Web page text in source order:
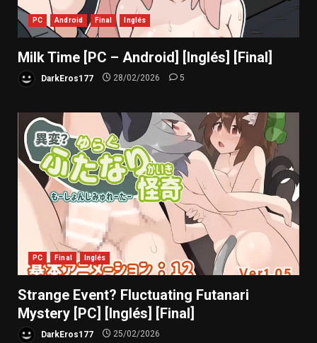
PC Android Final Inglés
Milk Time [PC – Android] [Inglés] [Final]
DarkEros177 28/02/2026 5
PC Final Inglés
Strange Event? Fluctuating Futanari
Mystery [PC] [Inglés] [Final]
DarkEros177 25/02/2026